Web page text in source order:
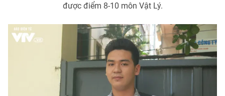
VTV8
Liên hệ tòa soạn English
được điểm 8-10 môn Vật Lý.